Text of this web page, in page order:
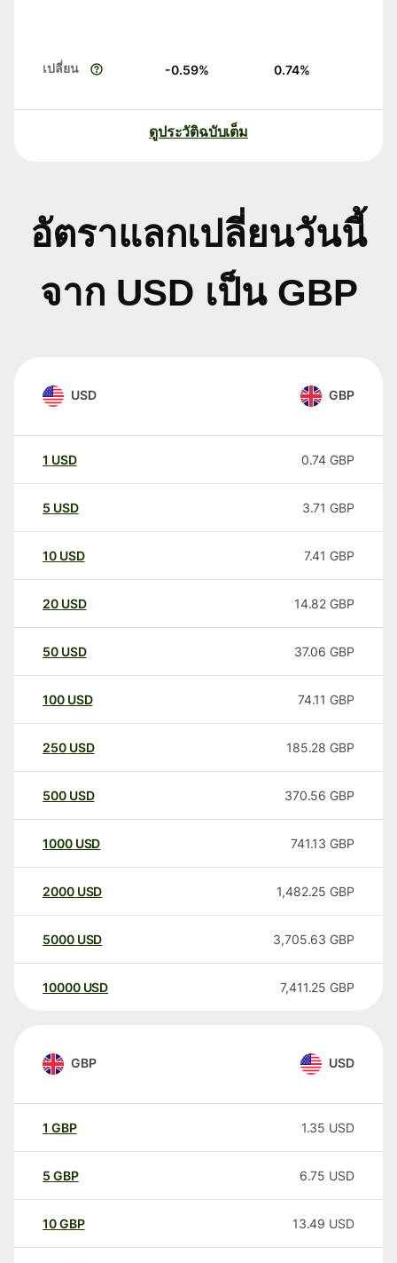
เปลี่ยน -0.59% 0.74%
ดูประวัติฉบับเต็ม
อัตราแลกเปลี่ยนวันนี้
จาก USD เป็น GBP
USD GBP
1 USD 0.74 GBP
5 USD 3.71 GBP
10 USD 7.41 GBP
20 USD 14.82 GBP
50 USD 37.06 GBP
100 USD 74.11 GBP
250 USD 185.28 GBP
500 USD 370.56 GBP
1000 USD 741.13 GBP
2000 USD 1,482.25 GBP
5000 USD 3,705.63 GBP
10000 USD 7,411.25 GBP
GBP USD
1 GBP 1.35 USD
5 GBP 6.75 USD
10GBP 13.49 USD